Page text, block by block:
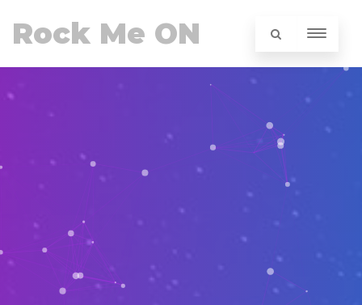
Rock Me ON